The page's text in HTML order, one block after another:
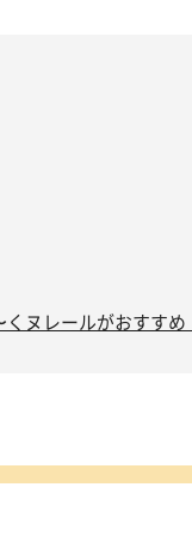
ヌレールがおすすめ